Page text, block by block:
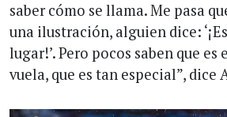
saber cómo se llama. Me pasa
una ilustración, alguien dice:
lugar!’. Pero pocos saben que es
vuela, que es tan especial”, dice